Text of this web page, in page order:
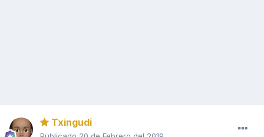
Txingudi